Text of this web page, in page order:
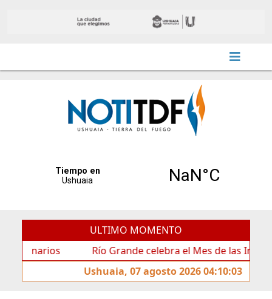
ULTIMO MOMENTO
Río Grande celebra el Mes de las Infancias con
Ushuaia, 07 agosto 2026 04:10:03